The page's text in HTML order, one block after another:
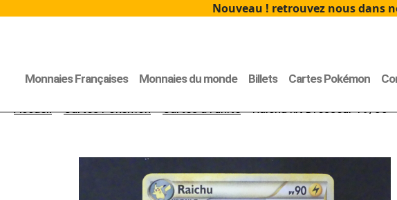
Nouveau ! retrouvez nous dans
Monnaies Françaises Monnaies du monde Billets Cartes Pokémon
Accueil>Cartes Pokémon>Cartes à l'unité> Raichu kit Dresseur 19/30